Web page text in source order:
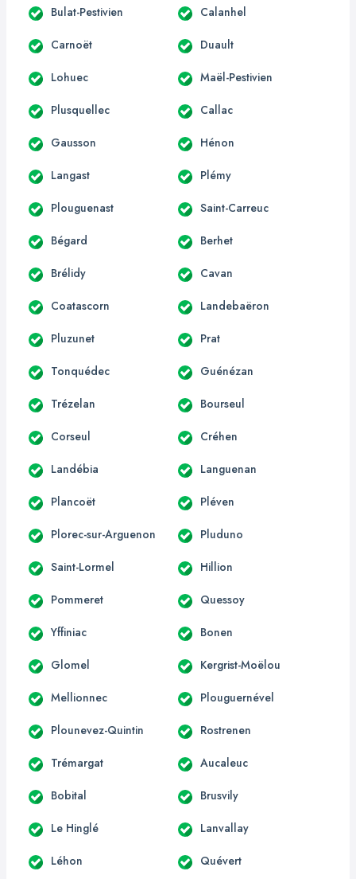
Bulat-Pestivien Calanhel
Carnoët Duault
Lohuec Maël-Pestivien
Plusquellec Callac
Gausson Hénon
Langast Plémy
Plouguenast Saint-Carreuc
Bégard Berhet
Brélidy Cavan
Coatascorn Landebaëron
Pluzunet Prat
Tonquédec Guénézan
Trézelan Bourseul
Corseul Créhen
Landébia Languenan
Plancoët Pléven
Plorec-sur-Arguenon Pluduno
Saint-Lormel Hillion
Pommeret Quessoy
Yffiniac Bonen
Glomel Kergrist-Moëlou
Mellionnec Plouguernével
Plounevez-Quintin Rostrenen
Trémargat Aucaleuc
Bobital Brusvily
Le Hinglé Lanvallay
Léhon Quévert